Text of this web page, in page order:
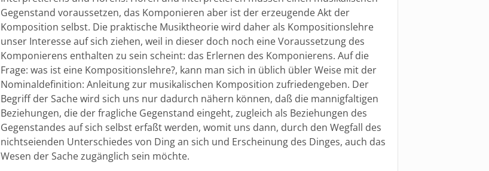
Gegenstand voraussetzen, das Komponieren aber ist der erzeugende Akt der
Komposition selbst. Die praktische Musiktheorie wird daher als Kompositionslehre
unser Interesse auf sich ziehen, weil in dieser doch noch eine Voraussetzung des
Komponierens enthalten zu sein scheint: das Erlernen des Komponierens. Auf die
Frage: was ist eine Kompositionslehre?, kann man sich in üblich übler Weise mit der
Nominaldefinition: Anleitung zur musikalischen Komposition zufriedengeben. Der
Begriff der Sache wird sich uns nur dadurch nähern können, daß die mannigfaltigen
Beziehungen, die der fragliche Gegenstand eingeht, zugleich als Beziehungen des
Gegenstandes auf sich selbst erfaßt werden, womit uns dann, durch den Wegfall des
nichtseienden Unterschiedes von Ding an sich und Erscheinung des Dinges, auch das
Wesen der Sache zugänglich sein möchte.